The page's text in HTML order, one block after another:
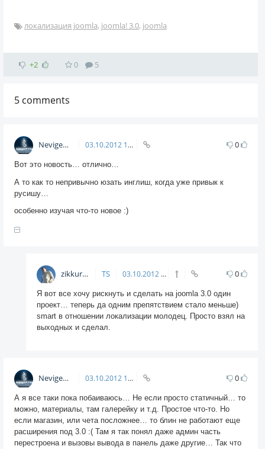
локализация joomla, joomla! 3.0, joomla
+2 0 5
5 comments
Nevigen 03.10.2012 15:24 0
Вот это новость… отлично…
А то как то непривычно юзать инглиш, когда уже привык к
русишу…
особенно изучая что-то новое :)
zikkuratvk TS 03.10.2012 15:29 0
Я вот все хочу рискнуть и сделать на joomla 3.0 один
проект… теперь да одним препятствием стало меньше)
smart в отношении локализации молодец. Просто взял на
выходных и сделал.
Nevigen 03.10.2012 16:11 0
А я все таки пока побаиваюсь… Не если просто статичный… то
можно, материалы, там галерейку и т.д. Простое что-то. Но
если магазин, или чета посложнее… то блин не работают еще
расширения под 3.0 :( Там я так понял даже админ часть
перестроена и вызовы вывода в панель даже другие… Так что